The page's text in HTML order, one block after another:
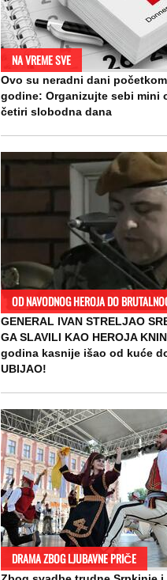
NA VREME SVE
Ovo su neradni dani početkom
godine: Organizujte sebi mini
četiri slobodna dana
OD NAVODNOG HEROJA DO
GENERAL IVAN STRELJAO
GA SLAVILI KAO HEROJA
godina kasnije išao od kuće
UBIJAO!
DRAMA ZBOG LJUBAVNE PRIČE